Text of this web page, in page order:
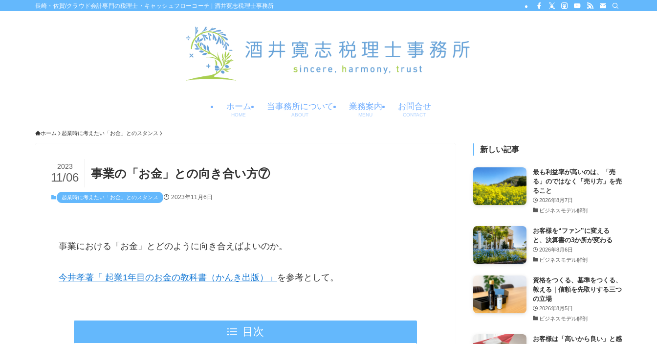
長崎・佐賀/クラウド会計専門の税理士・キャッシュフローコーチ | 酒井寛志税理士事務所
ホーム
HOME
当事務所について
ABOUT
業務案内
MENU
お問合せ
CONTACT
ホーム 起業時に考えたい「お金」とのスタンス
事業の「お金」との向き合い方⑦
2023
11/06
起業時に考えたい「お金」とのスタンス 2023年11月6日
事業における「お金」とどのように向き合えばよいのか。
今井孝著「 起業1年目のお金の教科書（かんき出版）」 を参考として。
目次
新しい記事
最も利益率が高いのは、「売
る」のではなく「売り方」を売
ること
2026年8月7日
ビジネスモデル解剖
お客様を“ファン”に変える
と、決算書の3か所が変わる
2026年8月6日
ビジネスモデル解剖
資格をつくる、基準をつくる、
教える｜信頼を先取りする三つ
の立場
2026年8月5日
ビジネスモデル解剖
お客様は「高いから良い」と感